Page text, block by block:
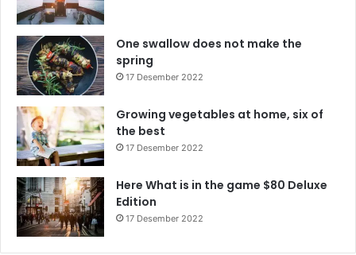
One swallow does not make the
spring
17 Desember 2022
Growing vegetables at home, six of
the best
17 Desember 2022
Here What is in the game $80 Deluxe
Edition
17 Desember 2022